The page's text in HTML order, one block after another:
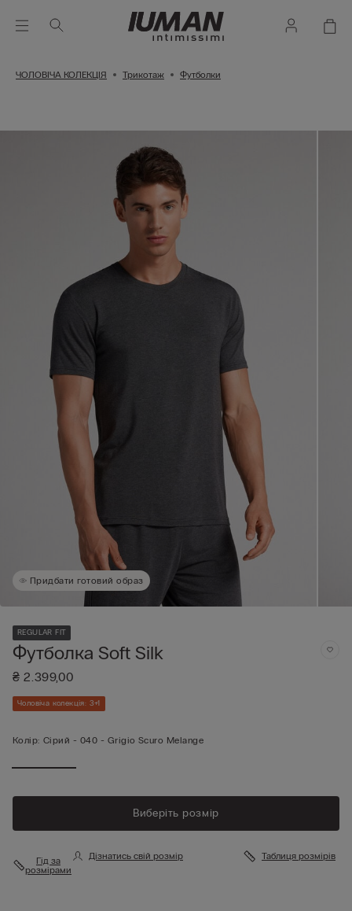
ЧОЛОВІЧА КОЛЕКЦІЯ Трикотаж Футболки
Придбати готовий образ
REGULAR FIT
Футболка Soft Silk
₴ 2.399,00
Чоловіча колекція: 3+1
Колір: Сірий - 040 - Grigio Scuro Melange
Виберіть розмір
Гід за
розмірами
Дізнатись свій розмір Таблиця розмірів